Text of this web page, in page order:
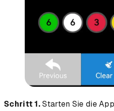
Schritt 1.Starten Sie die